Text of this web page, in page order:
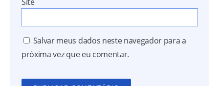
Salvar meus dados neste navegador para a
próxima vez que eu comentar.